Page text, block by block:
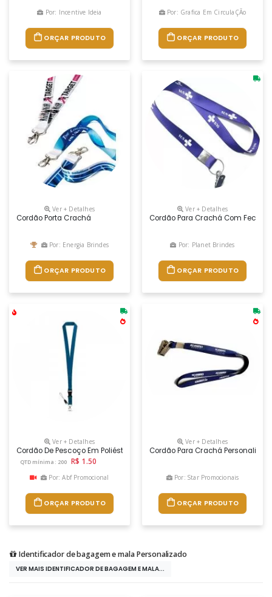
Por: Incentive Ideia
ORÇAR PRODUTO
Por: Grafica Em CirculaÇÃo
ORÇAR PRODUTO
Ver + Detalhes
Cordão Porta Crachá
Por: Energia Brindes
ORÇAR PRODUTO
Ver + Detalhes
Cordão Para Crachá Com Fecho
Por: Planet Brindes
ORÇAR PRODUTO
Ver + Detalhes
Cordão De Pescoço Em Poliéster, Com Mosquetão Em Metal, Fivela
QTD mínima: 200 R$ 1.50
Por: Abf Promocional
ORÇAR PRODUTO
Ver + Detalhes
Cordão Para Crachá
Por: Star Promocionais
ORÇAR PRODUTO
Identificador de bagagem e mala Personalizado
VER MAIS IDENTIFICADOR DE BAGAGEM E MALA...